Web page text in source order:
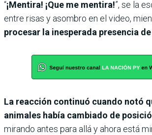
“¡Mentira! ¡Que me mentira!”, se la
entre risas y asombro en el video,
procesar la inesperada presencia
La reacción continuó cuando notó
animales había cambiado de
mirando antes para allá y ahora está